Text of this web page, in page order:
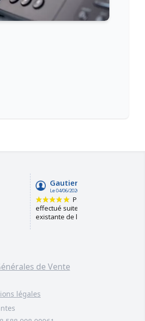
de Vente
légales